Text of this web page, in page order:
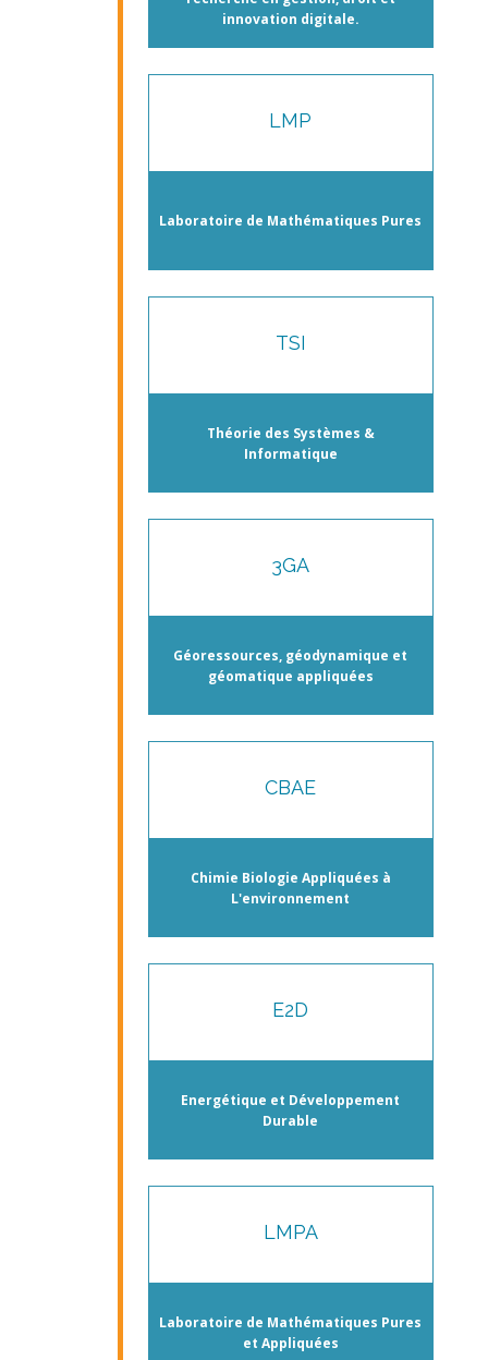
innovation digitale.
LMP
Laboratoire de Mathématiques Pures
TSI
Théorie des Systèmes &
Informatique
3GA
Géoressources, géodynamique et
géomatique appliquées
CBAE
Chimie Biologie Appliquées à
L'environnement
E2D
Energétique et Développement
Durable
LMPA
Laboratoire de Mathématiques Pures
et Appliquées